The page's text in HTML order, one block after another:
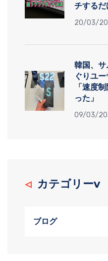
チするだ
20/03/
韓国、
ぐりユ
「速度
った」
09/03/
カテゴリーv
ブログ